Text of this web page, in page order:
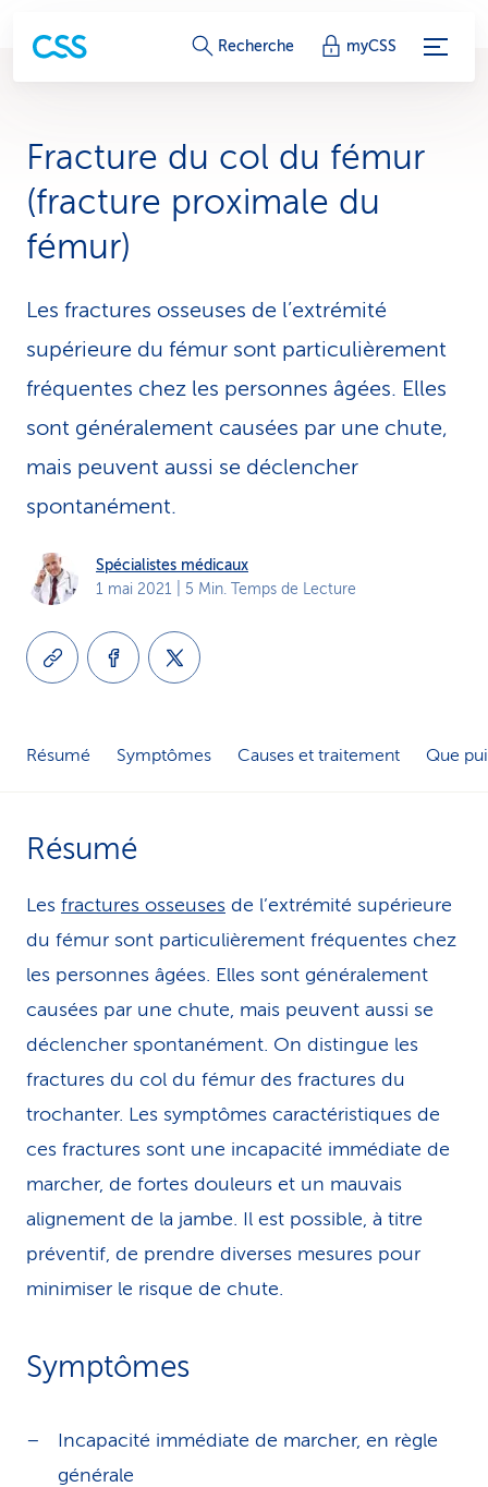
L
s
e
s
e
r
v
c
Recherche myCSS
Fracture du col du fémur
(fracture proximale du
fémur)
Les fractures osseuses de l’extrémité
supérieure du fémur sont particulièrement
fréquentes chez les personnes âgées. Elles
sont généralement causées par une chute,
mais peuvent aussi se déclencher
spontanément.
Spécialistes médicaux
1 mai 2021 | 5 Min. Temps de Lecture
Résumé Symptômes Causes et traitement Que
Résumé
Les fractures osseuses de l’extrémité supérieure
du fémur sont particulièrement fréquentes chez
les personnes âgées. Elles sont généralement
causées par une chute, mais peuvent aussi se
déclencher spontanément. On distingue les
fractures du col du fémur des fractures du
trochanter. Les symptômes caractéristiques de
ces fractures sont une incapacité immédiate de
marcher, de fortes douleurs et un mauvais
alignement de la jambe. Il est possible, à titre
préventif, de prendre diverses mesures pour
minimiser le risque de chute.
Symptômes
Incapacité immédiate de marcher, en règle
générale